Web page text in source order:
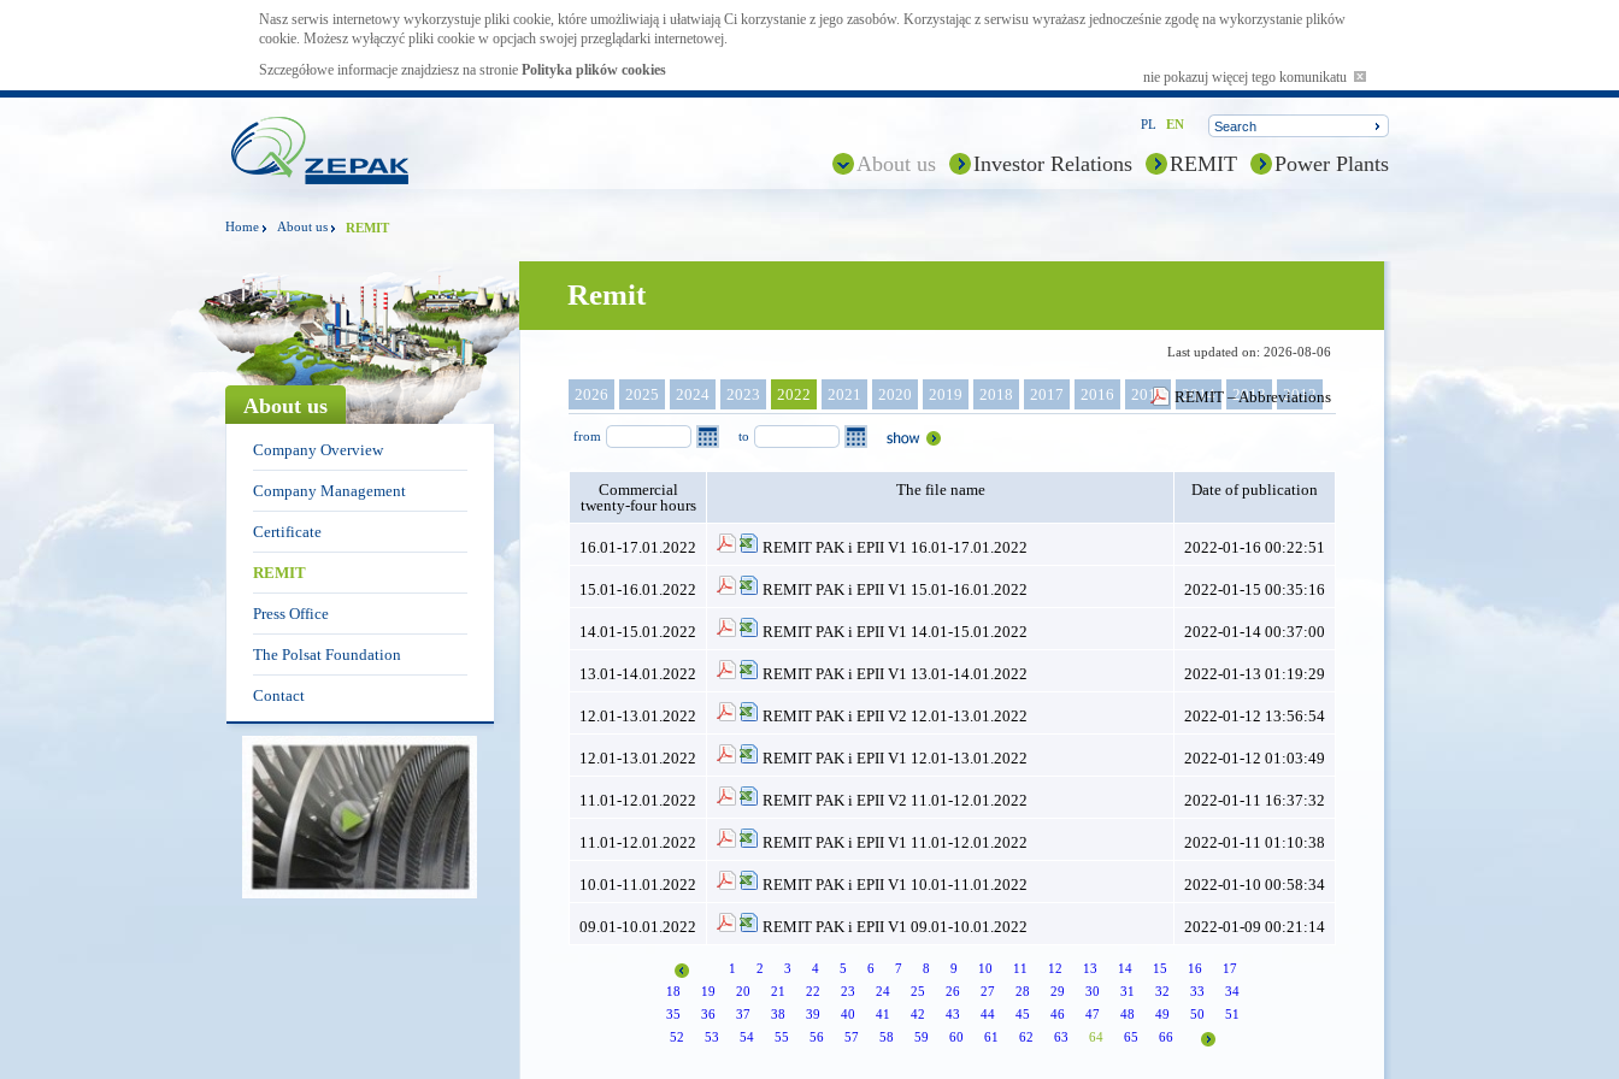
Nasz serwis internetowy wykorzystuje pliki cookie, które umożliwiają i ułatwiają Ci korzystanie z jego zasobów. Korzystając z serwisu wyrażasz jednocześnie zgodę na wykorzystanie plików
cookie. Możesz wyłączyć pliki cookie w opcjach swojej przeglądarki internetowej.
Szczegółowe informacje znajdziesz na stronie Polityka plików cookies nie pokazuj więcej tego komunikatu
PL EN
About us Investor Relations REMIT Power Plants
Home About us REMIT
About us
Company Overview
Company Management
Certificate
REMIT
Press Office
The Polsat Foundation
Contact
Last updated on: 2026-08-06
Remit
2026 2025 2024 2023 2022 2021 2020 2019 2018 2017 2016 2015 2014 2013 2012
from to
REMIT – Abbreviations
Commercial
twenty-four hours
The file name Date of publication
16.01-17.01.2022 REMIT PAK i EPII V1 16.01-17.01.2022 2022-01-16 00:22:51
15.01-16.01.2022 REMIT PAK i EPII V1 15.01-16.01.2022 2022-01-15 00:35:16
14.01-15.01.2022 REMIT PAK i EPII V1 14.01-15.01.2022 2022-01-14 00:37:00
13.01-14.01.2022 REMIT PAK i EPII V1 13.01-14.01.2022 2022-01-13 01:19:29
12.01-13.01.2022 REMIT PAK i EPII V2 12.01-13.01.2022 2022-01-12 13:56:54
12.01-13.01.2022 REMIT PAK i EPII V1 12.01-13.01.2022 2022-01-12 01:03:49
11.01-12.01.2022 REMIT PAK i EPII V2 11.01-12.01.2022 2022-01-11 16:37:32
11.01-12.01.2022 REMIT PAK i EPII V1 11.01-12.01.2022 2022-01-11 01:10:38
10.01-11.01.2022 REMIT PAK i EPII V1 10.01-11.01.2022 2022-01-10 00:58:34
09.01-10.01.2022 REMIT PAK i EPII V1 09.01-10.01.2022 2022-01-09 00:21:14
1 2 3 4 5 6 7 8 9 10 11 12 13 14 15 16
17
18
19 20 21 22 23 24 25 26 27 28 29 30 31 32 33
34
35
36 37 38 39 40 41 42 43 44 45 46 47 48 49 50
51
52
53 54 55 56 57 58 59 60 61 62 63 64 65 66